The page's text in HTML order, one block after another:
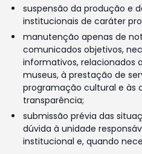
suspensão da produção e
institucionais de caráter
manutenção apenas de
comunicados objetivos,
informativos, relacionados
museus, à prestação de
programação cultural e às
transparência;
submissão prévia das
dúvida à unidade
institucional e, quando